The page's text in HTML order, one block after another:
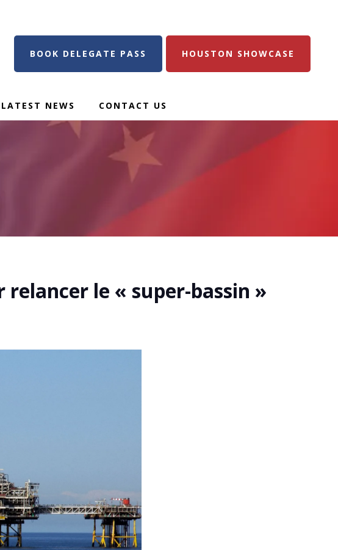
BOOK DELEGATE PASS HOUSTON SHOWCASE
LATEST NEWS CONTACT US
le « super-bassin »